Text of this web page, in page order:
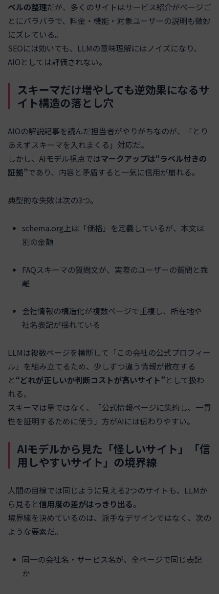
ベルの整理だが、多くのサイトはサービス紹介がページご
とにバラバラで、料金・機能・対象ユーザーの説明も微妙
にズレている。
SEOには効いても、LLMの意味理解にはノイズになり、
AIOとしては評価されない。
スキーマだけ増やしても逆効果になるサ
イト構造の落とし穴
AIOの解説記事を読んだ担当者がやりがちなのが、「とり
あえずスキーマを入れまくる」対応だ。
しかし、AIモデル視点ではマークアップは“ラベル付きの
証拠”であり、内容と矛盾すると一気に信用が崩れる。
典型的な失敗は次の3つ。
schema.org上は「価格」を定義しているが、本文は
別の金額
FAQスキーマの質問文が、実際のユーザーの質問と乖
離
会社情報の構造化が複数ページで重複し、所在地や
社名表記が揺れている
LLMは複数ページを横断して「この会社の公式プロフィー
ル」を組み立てるため、少しずつ違う情報が散在する
と“どれが正しいか判断コストが高いサイト”として扱わ
れる。
スキーマは量ではなく、「公式情報ページに集約し、一貫
性を証明するために使う」方がAIには伝わりやすい。
AIモデルから見た「怪しいサイト」「信
用しやすいサイト」の境界線
人間の目線では同じように見える2つのサイトも、LLMか
ら見ると信用度の差がはっきり出る。
境界線を決めているのは、派手なデザインではなく、次の
ような要素だ。
同一の会社名・サービス名が、全ページで同じ表記
か